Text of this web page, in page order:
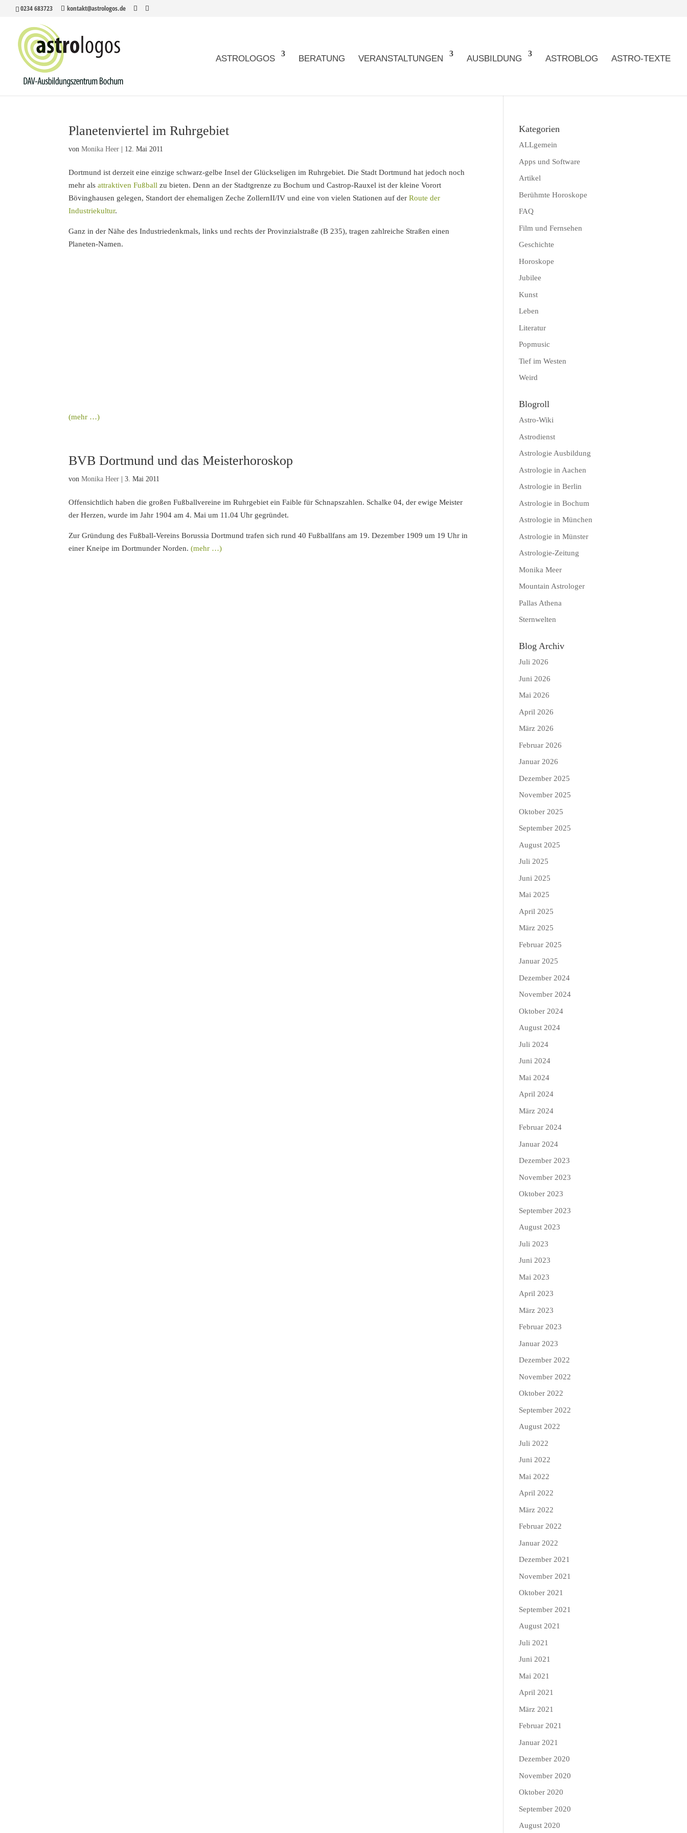
0234 683723 kontakt@astrologos.de
ASTROLOGOS BERATUNG VERANSTALTUNGEN AUSBILDUNG ASTROBLOG ASTRO-TEXTE
Planetenviertel im Ruhrgebiet
vonMonika Heer 12. Mai 2011
Dortmund ist derzeit eine einzige schwarz-gelbe Insel der Glückseligen im Ruhrgebiet. Die Stadt Dortmund hat jedoch noch
mehr alsattraktiven Fußball zu bieten. Denn an der Stadtgrenze zu Bochum und Castrop-Rauxel ist der kleine Vorort
Bövinghausen gelegen, Standort der ehemaligen Zeche ZollernII/IV und eine von vielen Stationen auf derRoute der
Industriekultur.
Ganz in der Nähe des Industriedenkmals, links und rechts der Provinzialstraße (B 235), tragen zahlreiche Straßen einen
Planeten-Namen.
(mehr …)
BVB Dortmund und das Meisterhoroskop
vonMonika Heer |3. Mai 2011
Offensichtlich haben die großen Fußballvereine im Ruhrgebiet ein Faible für Schnapszahlen. Schalke 04, der ewige Meister
der Herzen, wurde im Jahr 1904 am 4. Mai um 11.04 Uhr gegründet.
Zur Gründung des Fußball-Vereins Borussia Dortmund trafen sich rund 40 Fußballfans am 19. Dezember 1909 um 19 Uhr in
einer Kneipe im Dortmunder Norden.(mehr …)
Kategorien
ALLgemein
Apps und Software
Artikel
Berühmte Horoskope
FAQ
Film und Fernsehen
Geschichte
Horoskope
Jubilee
Kunst
Leben
Literatur
Popmusic
Tief im Westen
Weird
Blogroll
Astro-Wiki
Astrodienst
Astrologie Ausbildung
Astrologie in Aachen
Astrologie in Berlin
Astrologie in Bochum
Astrologie in München
Astrologie in Münster
Astrologie-Zeitung
Monika Meer
Mountain Astrologer
Pallas Athena
Sternwelten
Blog Archiv
Juli 2026
Juni 2026
Mai 2026
April 2026
März 2026
Februar 2026
Januar 2026
Dezember 2025
November 2025
Oktober 2025
September 2025
August 2025
Juli 2025
Juni 2025
Mai 2025
April 2025
März 2025
Februar 2025
Januar 2025
Dezember 2024
November 2024
Oktober 2024
August 2024
Juli 2024
Juni 2024
Mai 2024
April 2024
März 2024
Februar 2024
Januar 2024
Dezember 2023
November 2023
Oktober 2023
September 2023
August 2023
Juli 2023
Juni 2023
Mai 2023
April 2023
März 2023
Februar 2023
Januar 2023
Dezember 2022
November 2022
Oktober 2022
September 2022
August 2022
Juli 2022
Juni 2022
Mai 2022
April 2022
März 2022
Februar 2022
Januar 2022
Dezember 2021
November 2021
Oktober 2021
September 2021
August 2021
Juli 2021
Juni 2021
Mai 2021
April 2021
März 2021
Februar 2021
Januar 2021
Dezember 2020
November 2020
Oktober 2020
September 2020
August 2020